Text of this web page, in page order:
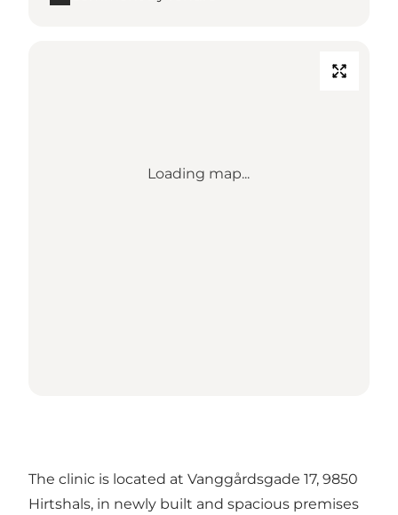
Loading map...
The clinic is located at Vanggårdsgade 17, 9850
Hirtshals, in newly built and spacious premises